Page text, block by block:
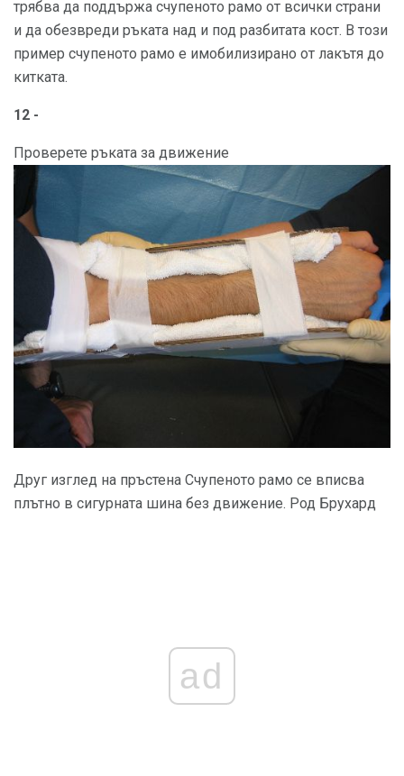
трябва да поддържа счупеното рамо от всички страни
и да обезвреди ръката над и под разбитата кост. В този
пример счупеното рамо е имобилизирано от лакътя до
китката.
12 -
Проверете ръката за движение
Друг изглед на пръстена Счупеното рамо се вписва
плътно в сигурната шина без движение. Род Брухард
ad